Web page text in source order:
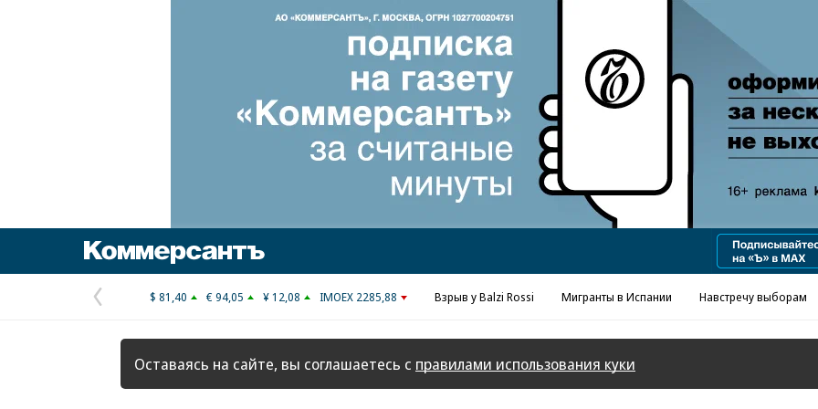
Предыдущая
страница
$ 81,40 € 94,05 ¥ 12,08 IMOEX 2285,88 Взрыв у Balzi Rossi Мигранты в Испании Навстречу выборам
Оставаясь на сайте, вы соглашаетесь с правилами использования куки